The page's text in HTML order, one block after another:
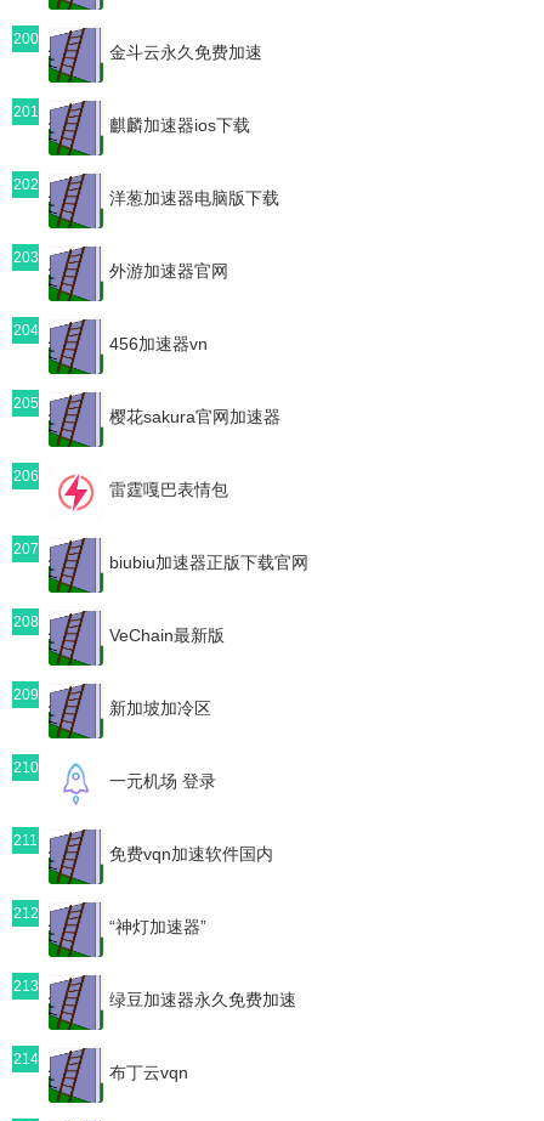
200
金斗云永久免费加速
201
麒麟加速器ios下载
202
洋葱加速器电脑版下载
203
外游加速器官网
204
456加速器vn
205
樱花sakura官网加速器
206
雷霆嘎巴表情包
207
biubiu加速器正版下载官网
208
VeChain最新版
209
新加坡加冷区
210
一元机场 登录
211
免费vqn加速软件国内
212
“神灯加速器”
213
绿豆加速器永久免费加速
214
布丁云vqn